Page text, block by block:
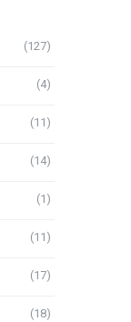
(127)
(4)
(11)
(14)
(1)
(11)
(17)
(18)